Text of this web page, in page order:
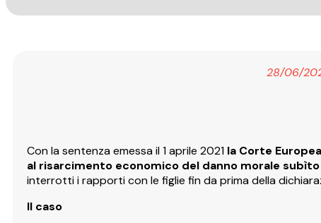
28/06/
Con la sentenza emessa il 1 aprile 2021 la Corte
al risarcimento economico del danno morale
interrotti i rapporti con le figlie fin da prima della
Il caso